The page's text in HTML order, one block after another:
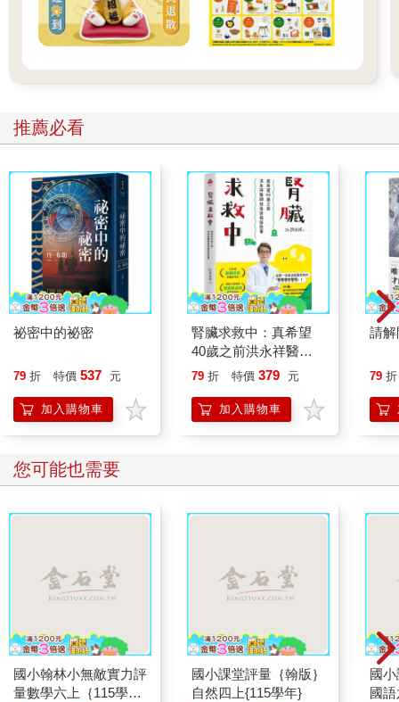
推薦必看
祕密中的祕密
79 折 特價 537 元
加入購物車
腎臟求救中：真希望
40歲之前洪永祥醫師
就告訴我這些事
79 折 特價 379 元
加入購物車
請解
79 折
您可能也需要
國小翰林小無敵實力評
量數學六上｛115學
國小課堂評量｛翰版｝
自然四上{115學年}
國
國